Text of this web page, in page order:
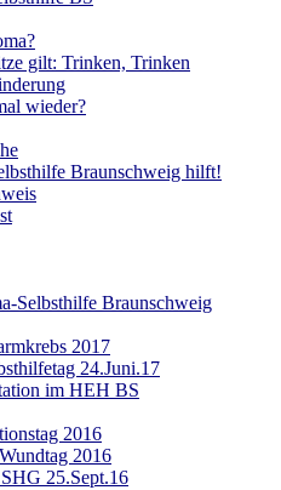
gilt: Trinken, Trinken
wieder?
Braunschweig hilft!
Selbsthilfe Braunschweig
2017
24.Juni.17
im HEH BS
2016
2016
SHG 25.Sept.16